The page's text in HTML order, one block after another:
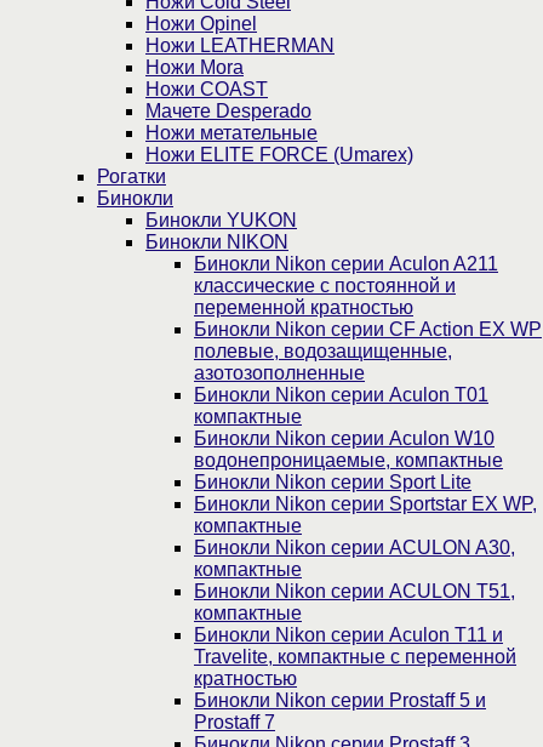
Ножи Opinel
Ножи LEATHERMAN
Ножи Mora
Ножи COAST
Мачете Desperado
Ножи метательные
Ножи ELITE FORCE (Umarex)
Рогатки
Бинокли
Бинокли YUKON
Бинокли NIKON
Бинокли Nikon серии Aculon A211
классические с постоянной и
переменной кратностью
Бинокли Nikon серии СF Action EX WP
полевые, водозащищенные,
азотозополненные
Бинокли Nikon серии Aculon T01
компактные
Бинокли Nikon серии Aculon W10
водонепроницаемые, компактные
Бинокли Nikon серии Sport Lite
Бинокли Nikon серии Sportstar EX WP,
компактные
Бинокли Nikon серии ACULON A30,
компактные
Бинокли Nikon серии ACULON Т51,
компактные
Бинокли Nikon серии Aculon T11 и
Travelite, компактные с переменной
кратностью
Бинокли Nikon серии Prostaff 5 и
Prostaff 7